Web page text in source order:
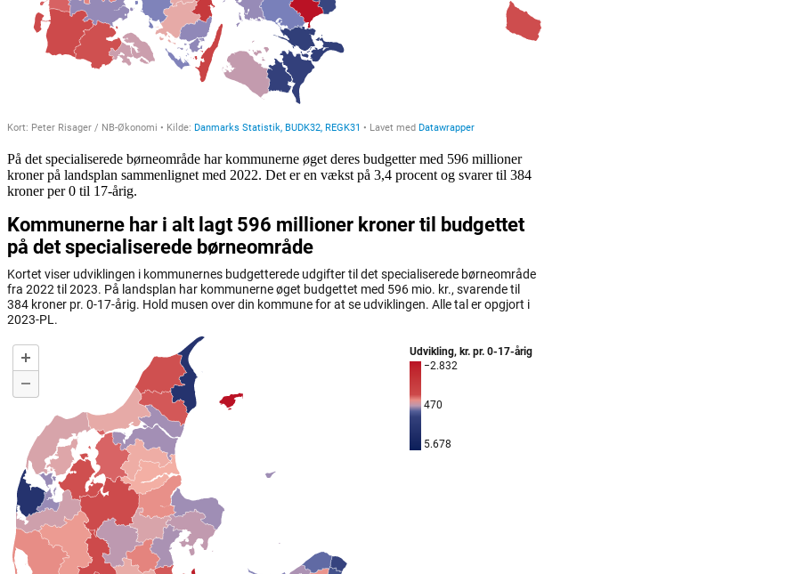
På det specialiserede børneområde har kommunerne øget deres budgetter med 596 millioner
kroner på landsplan sammenlignet med 2022. Det er en vækst på 3,4 procent og svarer til 384
kroner per 0 til 17-årig.